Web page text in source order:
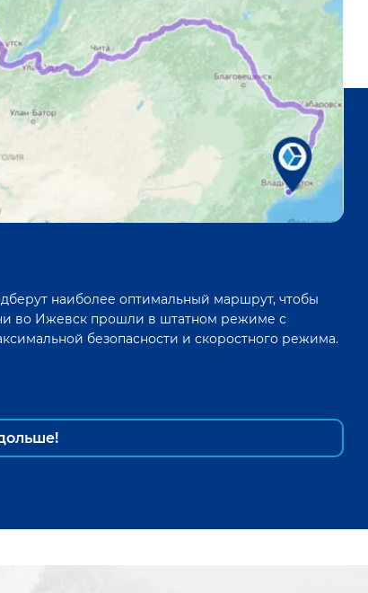
наиболее оптимальный маршрут, чтобы
во Ижевскпрошли в штатном режиме с
безопасности и скоростного режима.